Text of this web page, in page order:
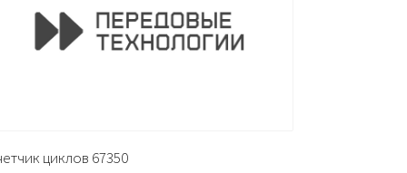
циклов 67350